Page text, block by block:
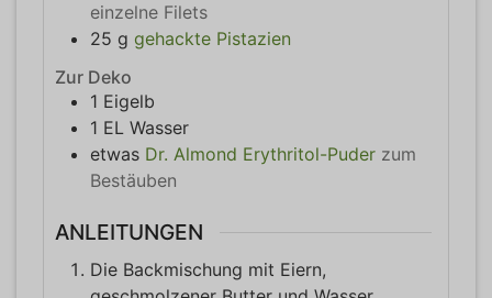
einzelne Filets
25 g gehackte Pistazien
Zur Deko
1 Eigelb
1 EL Wasser
etwas Dr. Almond Erythritol-Puder zum
Bestäuben
ANLEITUNGEN
Die Backmischung mit Eiern,